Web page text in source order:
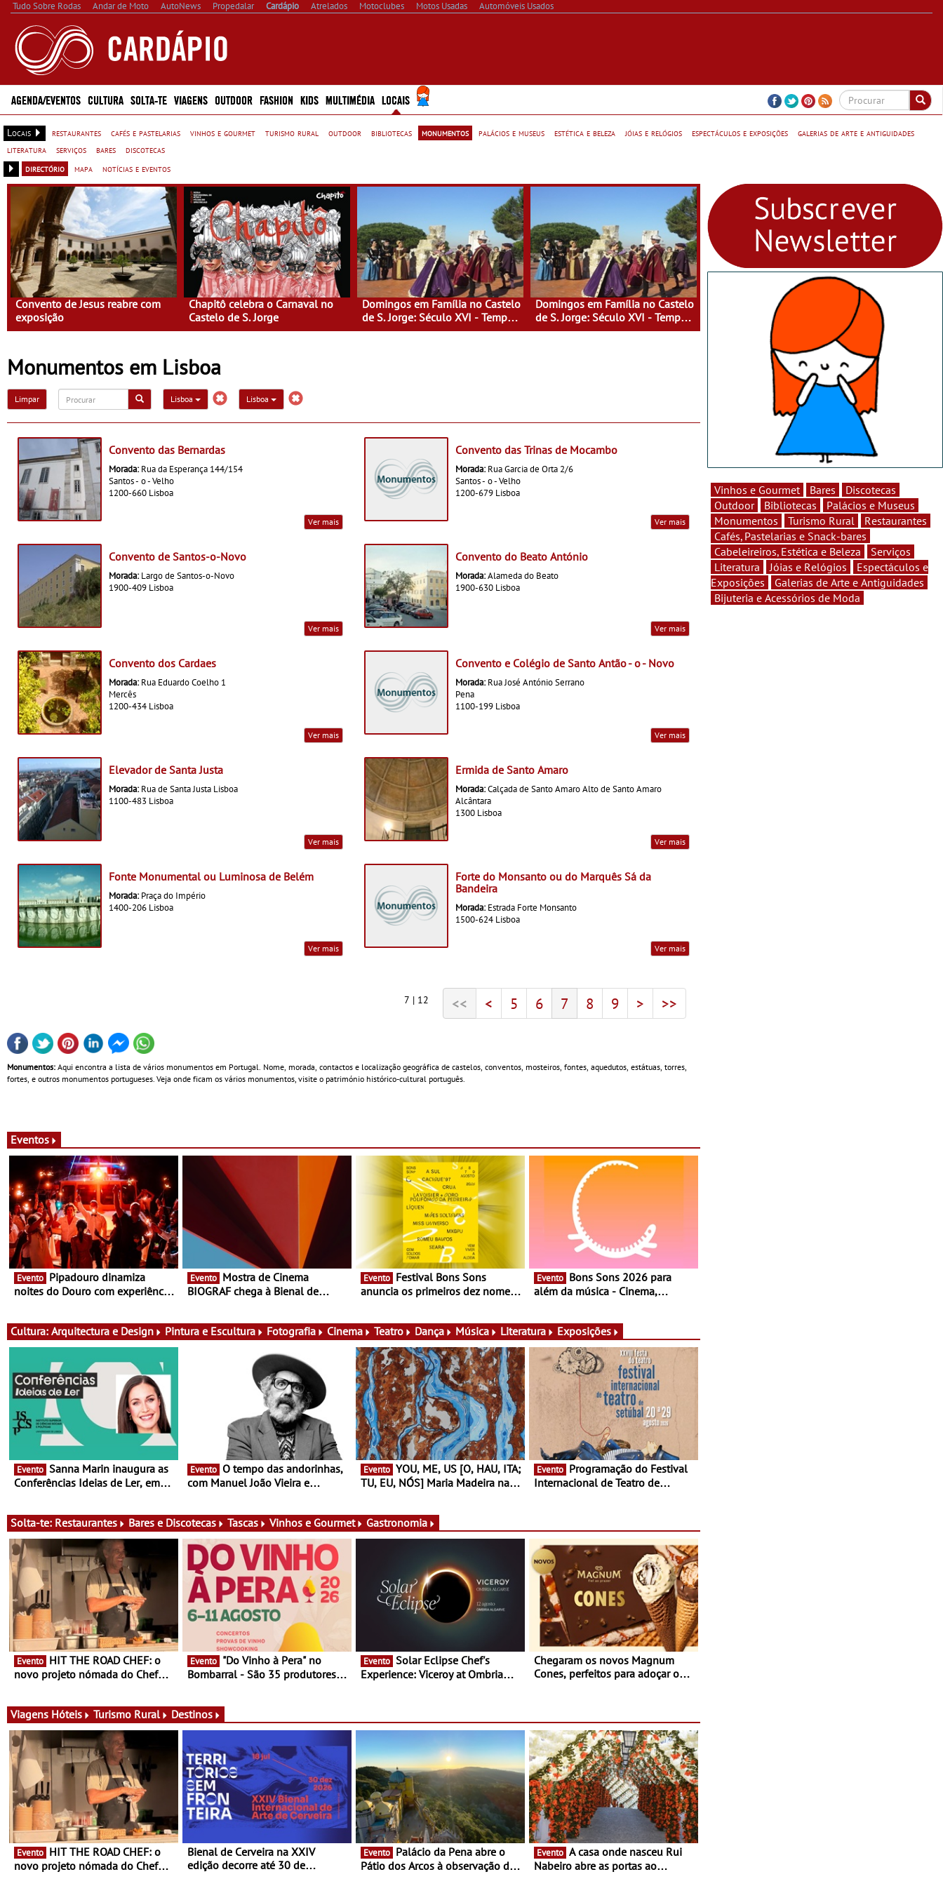
Tudo Sobre Rodas Andar de Moto AutoNews Propedalar Cardápio Atrelados Motoclubes Motos Usadas Automóveis Usados
AGENDA/EVENTOS CULTURA SOLTA-TE VIAGENS OUTDOOR FASHION KIDS MULTIMÉDIA LOCAIS
Locais restaurantes cafés e pastelarias vinhos e gourmet turismo rural outdoor bibliotecas monumentos palácios e museus estética e beleza jóias e relógios espectáculos e exposições
galerias de arte e antiguidades
literatura
serviços bares
discotecas
directório
mapa notícias e eventos
Convento de Jesus reabre com
exposição
Chapitô celebra o Carnaval no
Castelo de S. Jorge
Domingos em Família no Castelo
de S. Jorge: Século XVI - Tempo
de Mulheres - Mulheres do Seu
Domingos em Família no Castelo
de S. Jorge: Século XVI - Tempo
de Mulheres - Mulheres do Seu
Monumentos em Lisboa
Limpar Lisboa Lisboa
Convento das Bernardas
Morada: Rua da Esperança 144/154
Santos - o - Velho
1200-660 Lisboa
Ver mais
Convento das Trinas de Mocambo
Morada: Rua Garcia de Orta 2/6
Santos - o - Velho
1200-679 Lisboa
Ver mais
Convento de Santos-o-Novo
Morada: Largo de Santos-o-Novo
1900-409 Lisboa
Ver mais
Convento do Beato António
Morada:Alameda do Beato
1900-630 Lisboa
Ver mais
Convento dos Cardaes
Morada: Rua Eduardo Coelho 1
Mercês
1200-434 Lisboa
Ver mais
Convento e Colégio de Santo Antão - o - Novo
Morada: Rua José António Serrano
Pena
1100-199 Lisboa
Ver mais
Elevador de Santa Justa
Morada: Rua de Santa Justa Lisboa
1100-483 Lisboa
Ver mais
Ermida de Santo Amaro
Morada:Calçada de Santo Amaro Alto de Santo Amaro
Alcântara
1300 Lisboa
Ver mais
Fonte Monumental ou Luminosa de Belém
Morada: Praça do Império
1400-206 Lisboa
Ver mais
Forte do Monsanto ou do Marquês Sá da
Bandeira
Morada: Estrada Forte Monsanto
1500-624 Lisboa
Ver mais
7 | 12 << < 5 6 7 8 9 > >>
Monumentos: Aqui encontra a lista de vários monumentos em Portugal. Nome, morada, contactos e localização geográfica de castelos, conventos, mosteiros, fontes, aquedutos, estátuas, torres,
fortes, e outros monumentos portugueses. Veja onde ficam os vários monumentos, visite o património histórico-cultural português.
Eventos
Evento
noites do Douro com experiência
Evento
BIOGRAF chega à Bienal de
práticas artísticas
Evento
anuncia os primeiros dez nomes
Evento
além da música - Cinema,
muito mais
Cultura: Arquitectura e Design Pintura e Escultura Fotografia Cinema Teatro Dança Música Literatura Exposições
Evento
Conferências Ideias de Ler, em
primeira edição do novo ciclo de
debates dedicado aos grandes
temas do nosso tempo
Evento
com Manuel João Vieira e
de Setembro, 19:30
Evento
TU, EU, NÓS] Maria Madeira na
Evento
Internacional de Teatro de
Solta-te: Restaurantes Bares e Discotecas Tascas Vinhos e Gourmet Gastronomia
Evento
novo projeto nómada do Chef
que percorre Portugal
Evento
Bombarral - São 35 produtores,
Evento
Experience: Viceroy at Ombria
Chegaram os novos Magnum
Cones, perfeitos para adoçar o
Viagens Hóteis Turismo Rural Destinos
Evento
novo projeto nómada do Chef
Bienal de Cerveira na XXIV
edição decorre até 30 de
Evento
Pátio dos Arcos à observação do
Evento
Nabeiro abre as portas ao
Vinhos e Gourmet Bares
Discotecas
Outdoor
Bibliotecas
Palácios e Museus
Monumentos
Turismo Rural
Restaurantes
Cafés, Pastelarias e Snack-bares
Cabeleireiros, Estética e Beleza
Serviços
Literatura
Jóias e Relógios
Espectáculos e
Exposições
Galerias de Arte e Antiguidades
Bijuteria e Acessórios de Moda